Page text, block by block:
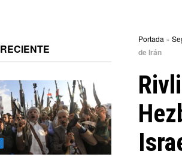
Portada »
de Irán
RECIENTE